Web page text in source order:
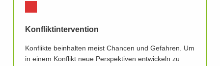
Konfliktintervention
Konflikte beinhalten meist Chancen und Gefahren. Um
in einem Konflikt neue Perspektiven entwickeln zu